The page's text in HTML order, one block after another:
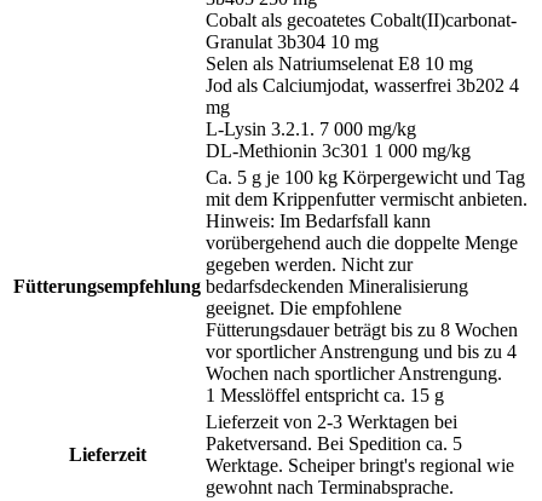
Cobalt als gecoatetes Cobalt(II)carbonat-
Granulat 3b304 10 mg
Selen als Natriumselenat E8 10 mg
Jod als Calciumjodat, wasserfrei 3b202 4
mg
L-Lysin 3.2.1. 7 000 mg/kg
DL-Methionin 3c301 1 000 mg/kg
Fütterungsempfehlung
Ca. 5 g je 100 kg Körpergewicht und Tag
mit dem Krippenfutter vermischt anbieten.
Hinweis: Im Bedarfsfall kann
vorübergehend auch die doppelte Menge
gegeben werden. Nicht zur
bedarfsdeckenden Mineralisierung
geeignet. Die empfohlene
Fütterungsdauer beträgt bis zu 8 Wochen
vor sportlicher Anstrengung und bis zu 4
Wochen nach sportlicher Anstrengung.
1 Messlöffel entspricht ca. 15 g
Lieferzeit
Lieferzeit von 2-3 Werktagen bei
Paketversand. Bei Spedition ca. 5
Werktage. Scheiper bringt's regional wie
gewohnt nach Terminabsprache.